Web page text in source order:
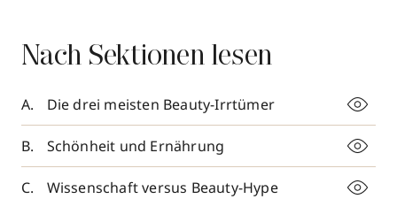
Nach Sektionen lesen
Die drei meisten Beauty-Irrtümer
Schönheit und Ernährung
Wissenschaft versus Beauty-Hype